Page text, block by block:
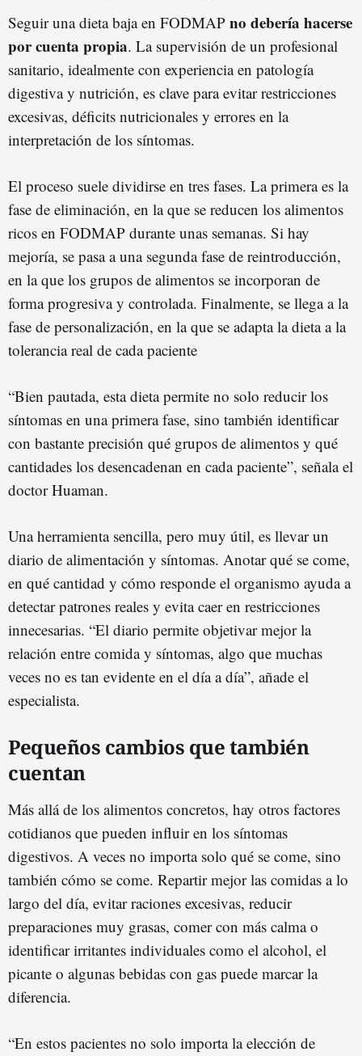
Seguir una dieta baja en FODMAP no debería hacerse
por cuenta propia. La supervisión de un profesional
sanitario, idealmente con experiencia en patología
digestiva y nutrición, es clave para evitar restricciones
excesivas, déficits nutricionales y errores en la
interpretación de los síntomas.
El proceso suele dividirse en tres fases. La primera es la
fase de eliminación, en la que se reducen los alimentos
ricos en FODMAP durante unas semanas. Si hay
mejoría, se pasa a una segunda fase de reintroducción,
en la que los grupos de alimentos se incorporan de
forma progresiva y controlada. Finalmente, se llega a la
fase de personalización, en la que se adapta la dieta a la
tolerancia real de cada paciente
“Bien pautada, esta dieta permite no solo reducir los
síntomas en una primera fase, sino también identificar
con bastante precisión qué grupos de alimentos y qué
cantidades los desencadenan en cada paciente”, señala el
doctor Huaman.
Una herramienta sencilla, pero muy útil, es llevar un
diario de alimentación y síntomas. Anotar qué se come,
en qué cantidad y cómo responde el organismo ayuda a
detectar patrones reales y evita caer en restricciones
innecesarias. “El diario permite objetivar mejor la
relación entre comida y síntomas, algo que muchas
veces no es tan evidente en el día a día”, añade el
especialista.
Pequeños cambios que también
cuentan
Más allá de los alimentos concretos, hay otros factores
cotidianos que pueden influir en los síntomas
digestivos. A veces no importa solo qué se come, sino
también cómo se come. Repartir mejor las comidas a lo
largo del día, evitar raciones excesivas, reducir
preparaciones muy grasas, comer con más calma o
identificar irritantes individuales como el alcohol, el
picante o algunas bebidas con gas puede marcar la
diferencia.
“En estos pacientes no solo importa la elección de